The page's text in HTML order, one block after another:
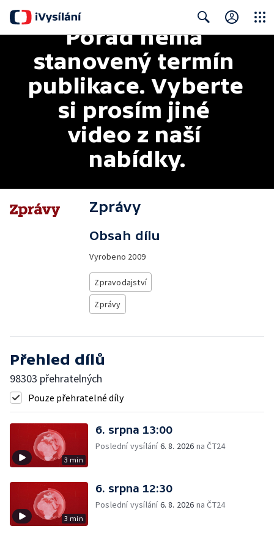
Search
Pořad nemá
stanovený termín
publikace. Vyberte
si prosím jiné
video z naší
nabídky.
Zprávy
Obsah dílu
Vyrobeno 2009
Zpravodajství
Zprávy
Přehled dílů
98303 přehratelných
Pouze přehratelné díly
3 min
6. srpna 13:00
Poslední vysílání6. 8. 2026 na ČT24
3 min
6. srpna 12:30
Poslední vysílání6. 8. 2026 na ČT24